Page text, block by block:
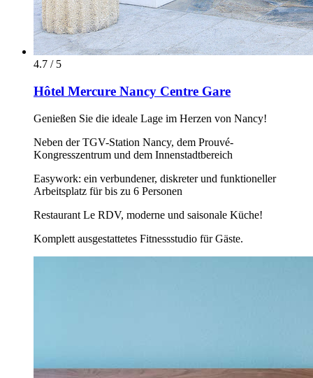
4.7 / 5
Hôtel Mercure Nancy Centre Gare
Genießen Sie die ideale Lage im Herzen von Nancy!
Neben der TGV-Station Nancy, dem Prouvé-
Kongresszentrum und dem Innenstadtbereich
Easywork: ein verbundener, diskreter und funktioneller
Arbeitsplatz für bis zu 6 Personen
Restaurant Le RDV, moderne und saisonale Küche!
Komplett ausgestattetes Fitnessstudio für Gäste.